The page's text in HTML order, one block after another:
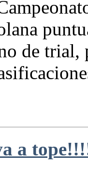
de trial,
a